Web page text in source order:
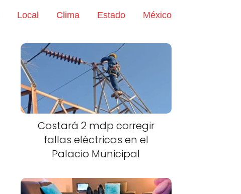
Local Clima Estado México
Costará 2 mdp corregir
fallas eléctricas en el
Palacio Municipal